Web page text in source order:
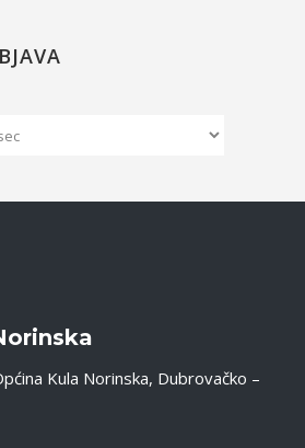
Kula Norinska, Dubrovačko –